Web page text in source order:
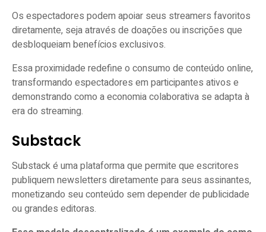
Os espectadores podem apoiar seus streamers favoritos
diretamente, seja através de doações ou inscrições que
desbloqueiam benefícios exclusivos.
Essa proximidade redefine o consumo de conteúdo online,
transformando espectadores em participantes ativos e
demonstrando como a economia colaborativa se adapta à
era do streaming.
Substack
Substack é uma plataforma que permite que escritores
publiquem newsletters diretamente para seus assinantes,
monetizando seu conteúdo sem depender de publicidade
ou grandes editoras.